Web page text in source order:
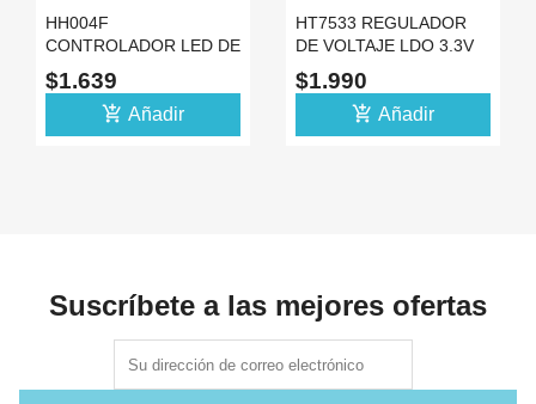
HH004F
CONTROLADOR LED DE
BAJO VOLTAJE
ELEVADOR -12
$1.639
add_shopping_cart Añadir
HT7533 REGULADOR
DE VOLTAJE LDO 3.3V
SMD MINI 100MA SOT89
$1.990
add_shopping_cart Añadir
Suscríbete a las mejores ofertas